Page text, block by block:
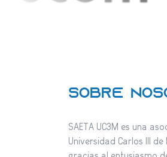
Sobre
SAETA UC3M es una
Universidad Carlos III